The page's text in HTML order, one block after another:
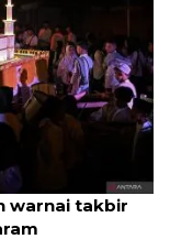
warnai takbir